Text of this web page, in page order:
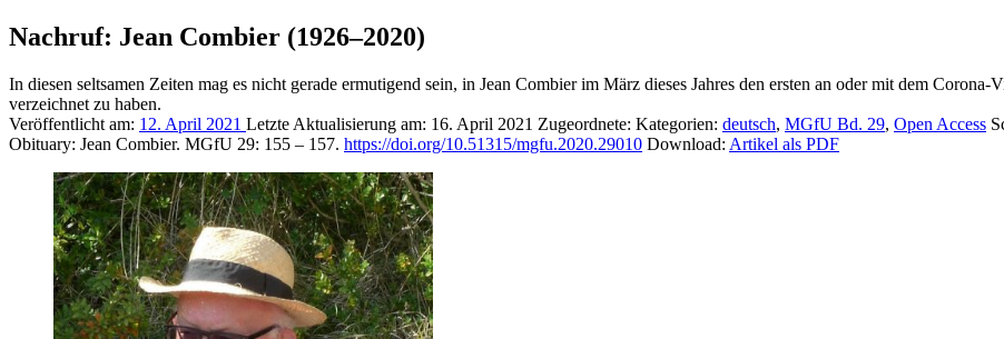
Nachruf: Jean Combier (1926–2020)
In diesen seltsamen Zeiten mag es nicht gerade ermutigend sein, in Jean Combier im März dieses Jahres den ersten an oder mit dem
verzeichnet zu haben.
Veröffentlicht am: 12. April 2021 Letzte Aktualisierung am: 16. April 2021 Zugeordnete: Kategorien: deutsch, MGfU Bd. 29, Open Access
Obituary: Jean Combier. MGfU 29: 155 – 157. https://doi.org/10.51315/mgfu.2020.29010 Download: Artikel als PDF